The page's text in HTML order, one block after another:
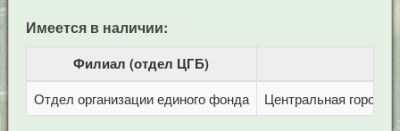
Имеется в наличии:
Филиал (отдел ЦГБ)
Отдел организации единого фонда Центральная